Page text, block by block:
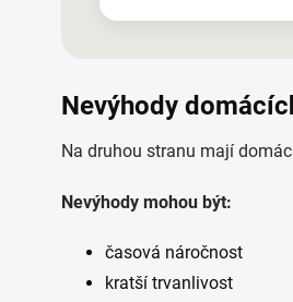
Nevýhody
Na druhou stranu mají
Nevýhody mohou být:
časová náročnost
kratší trvanlivost